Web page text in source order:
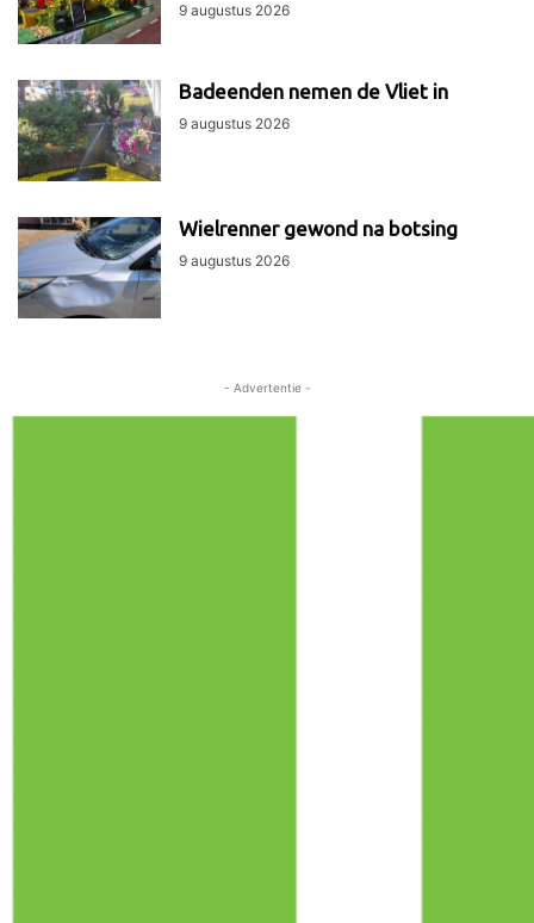
9 augustus 2026
Badeenden nemen de Vliet in
9 augustus 2026
Wielrenner gewond na botsing
9 augustus 2026
- Advertentie -